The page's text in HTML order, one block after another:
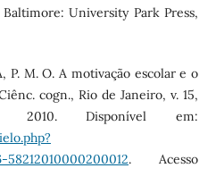
University Park Press,
P. M. O. A motivação escolar e o
cogn., Rio de Janeiro, v. 15,
Disponível em:
58212010000200012. Acesso